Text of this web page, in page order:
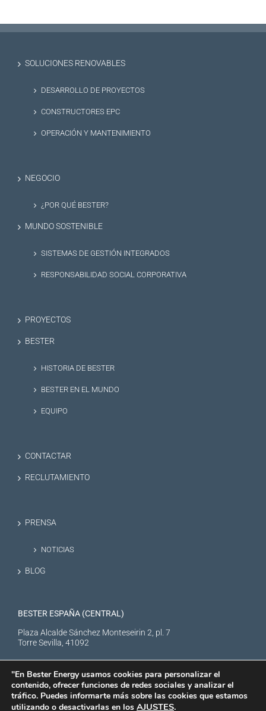
SOLUCIONES RENOVABLES
DESARROLLO DE PROYECTOS
CONSTRUCTORES EPC
OPERACIÓN Y MANTENIMIENTO
NEGOCIO
¿POR QUÉ BESTER?
MUNDO SOSTENIBLE
SISTEMAS DE GESTIÓN INTEGRADOS
RESPONSABILIDAD SOCIAL CORPORATIVA
PROYECTOS
BESTER
HISTORIA DE BESTER
BESTER EN EL MUNDO
EQUIPO
CONTACTAR
RECLUTAMIENTO
PRENSA
NOTICIAS
BLOG
BESTER ESPAÑA (CENTRAL)
Plaza Alcalde Sánchez Monteseirin 2, pl. 7
Torre Sevilla, 41092
"En Bester Energy usamos cookies para personalizar el
contenido, ofrecer funciones de redes sociales y analizar el
tráfico. Puedes informarte más sobre las cookies que estamos
utilizando o desactivarlas en los AJUSTES.